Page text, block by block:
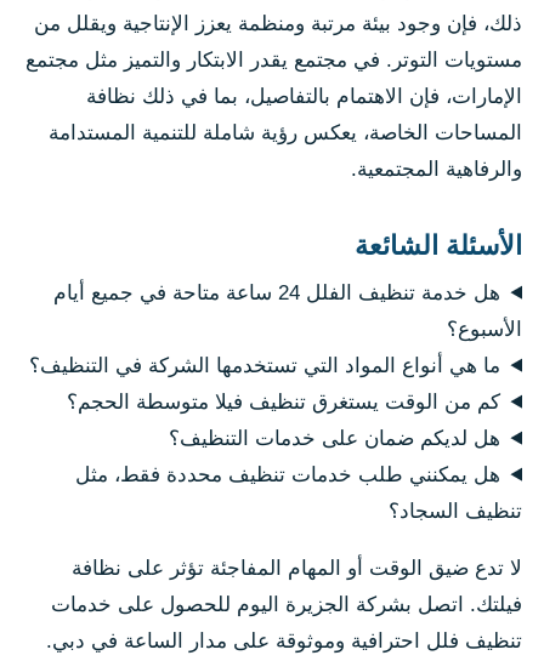
ذلك، فإن وجود بيئة مرتبة ومنظمة يعزز الإنتاجية ويقلل من
مستويات التوتر. في مجتمع يقدر الابتكار والتميز مثل مجتمع
الإمارات، فإن الاهتمام بالتفاصيل، بما في ذلك نظافة
المساحات الخاصة، يعكس رؤية شاملة للتنمية المستدامة
والرفاهية المجتمعية.
الأسئلة الشائعة
هل خدمة تنظيف الفلل 24 ساعة متاحة في جميع أيام
الأسبوع؟
ما هي أنواع المواد التي تستخدمها الشركة في التنظيف؟
كم من الوقت يستغرق تنظيف فيلا متوسطة الحجم؟
هل لديكم ضمان على خدمات التنظيف؟
هل يمكنني طلب خدمات تنظيف محددة فقط، مثل
تنظيف السجاد؟
لا تدع ضيق الوقت أو المهام المفاجئة تؤثر على نظافة
فيلتك. اتصل بشركة الجزيرة اليوم للحصول على خدمات
تنظيف فلل احترافية وموثوقة على مدار الساعة في دبي.